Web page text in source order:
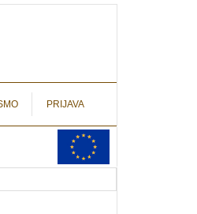
PRIJAVA